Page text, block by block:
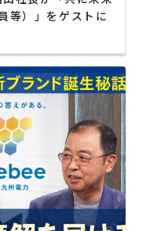
等）」をゲストに